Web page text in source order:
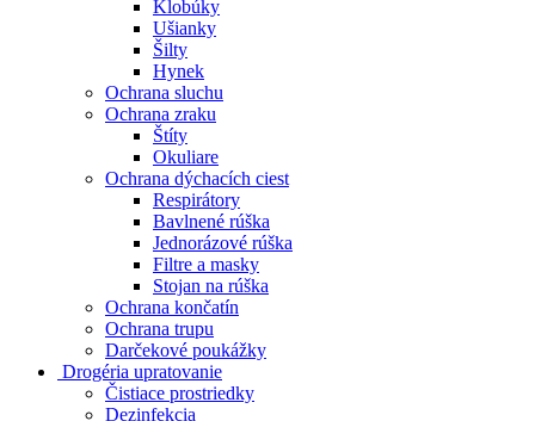
Klobúky
Ušianky
Šilty
Hynek
Ochrana sluchu
Ochrana zraku
Štíty
Okuliare
Ochrana dýchacích ciest
Respirátory
Bavlnené rúška
Jednorázové rúška
Filtre a masky
Stojan na rúška
Ochrana končatín
Ochrana trupu
Darčekové poukážky
Drogéria upratovanie
Čistiace prostriedky
Dezinfekcia